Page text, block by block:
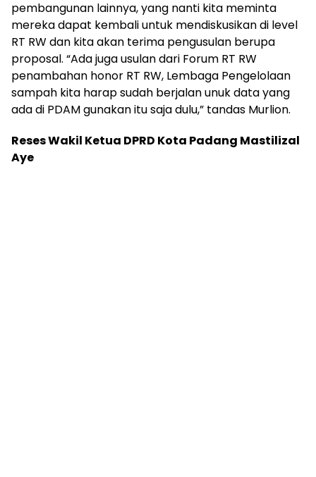
pembangunan lainnya, yang nanti kita meminta
mereka dapat kembali untuk mendiskusikan di level
RT RW dan kita akan terima pengusulan berupa
proposal. “Ada juga usulan dari Forum RT RW
penambahan honor RT RW, Lembaga Pengelolaan
sampah kita harap sudah berjalan unuk data yang
ada di PDAM gunakan itu saja dulu,” tandas Murlion.
Reses Wakil Ketua DPRD Kota Padang Mastilizal
Aye